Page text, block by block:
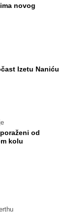
novog
Izetu Naniću
od
kolu